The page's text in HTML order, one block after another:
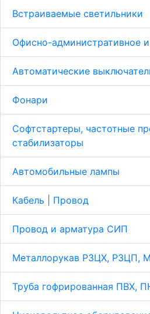
Встраиваемые светильники
Офисно-административное
Автоматические
Фонари
Софтстартеры, частотные
стабилизаторы
Автомобильные лампы
Кабель | Провод
Провод и арматура СИП
Металлорукав Р3ЦХ, Р3ЦП,
Труба гофрированная ПВХ,